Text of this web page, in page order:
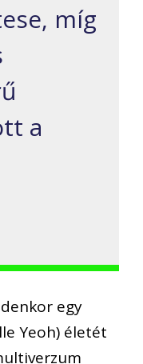
míg
a
egy
Yeoh) életét